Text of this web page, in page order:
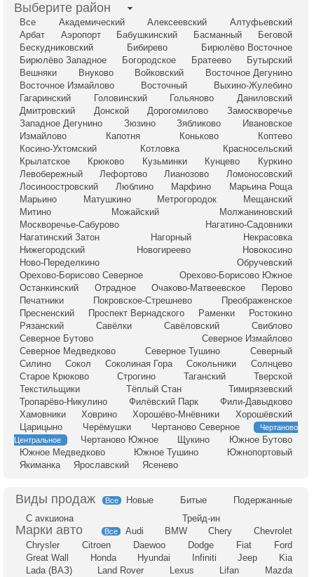
Выберите район
Все Академический Алексеевский
Алтуфьевский
Арбат
Аэропорт Бабушкинский Басманный
Беговой
Бескудниковский
Бибирево
Бирюлёво Восточное
Бирюлёво Западное
Богородское Братеево
Бутырский
Вешняки
Внуково Войковский
Восточное Дегунино
Восточное Измайлово
Восточный
Выхино-Жулебино
Гагаринский
Головинский Гольяново
Даниловский
Дмитровский
Донской Дорогомилово
Замоскворечье
Западное Дегунино
Зюзино Зябликово
Ивановское
Измайлово
Капотня Коньково
Коптево
Косино-Ухтомский
Котловка
Красносельский
Крылатское
Крюково Кузьминки Кунцево
Куркино
Левобережный
Лефортово Лианозово
Ломоносовский
Лосиноостровский
Люблино Марфино
Марьина Роща
Марьино
Матушкино Метрогородок
Мещанский
Митино
Можайский
Молжаниновский
Москворечье-Сабурово
Нагатино-Садовники
Нагатинский Затон
Нагорный
Некрасовка
Нижегородский
Новогиреево
Новокосино
Ново-Переделкино
Обручевский
Орехово-Борисово Северное
Орехово-Борисово Южное
Останкинский
Отрадное Очаково-Матвеевское
Перово
Печатники
Покровское-Стрешнево
Преображенское
Пресненский
Проспект Вернадского Раменки
Ростокино
Рязанский
Савёлки Савёловский
Свиблово
Северное Бутово
Северное Измайлово
Северное Медведково
Северное Тушино
Северный
Силино
Сокол Соколиная Гора Сокольники
Солнцево
Старое Крюково
Строгино Таганский
Тверской
Текстильщики
Тёплый Стан
Тимирязевский
Тропарёво-Никулино
Филёвский Парк
Фили-Давыдково
Хамовники
Ховрино Хорошёво-Мнёвники
Хорошёвский
Царицыно
Черёмушки Чертаново Северное
Чертаново
Центральное
Чертаново Южное Щукино
Южное Бутово
Южное Медведково
Южное Тушино
Южнопортовый
Якиманка
Ярославский Ясенево
Все Новые Битые
Подержанные
С аукциона
Трейд-ин
Все Audi BMW Chery
Chevrolet
Chrysler
Citroen Daewoo Dodge Fiat
Ford
Great Wall
Honda Hyundai Infiniti Jeep
Kia
Lada (ВАЗ)
Land Rover Lexus Lifan
Mazda